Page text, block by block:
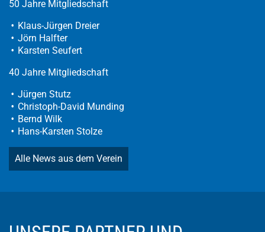
50 Jahre Mitgliedschaft
Klaus-Jürgen Dreier
Jörn Halfter
Karsten Seufert
40 Jahre Mitgliedschaft
Jürgen Stutz
Christoph-David Munding
Bernd Wilk
Hans-Karsten Stolze
Alle News aus dem Verein